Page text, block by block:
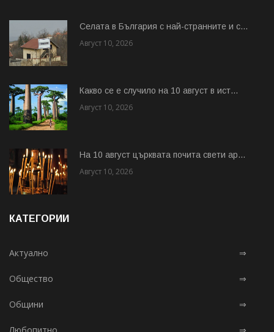
Cелата в България с най-странните и с...
Август 10, 2026
Какво се е случило на 10 август в ист...
Август 10, 2026
На 10 август църквата почита свети ар...
Август 10, 2026
КАТЕГОРИИ
Актуално ⇒
Общество ⇒
Общини ⇒
Любопитно ⇒